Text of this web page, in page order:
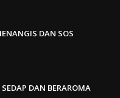
DAN SOS
DAN BERAROMA